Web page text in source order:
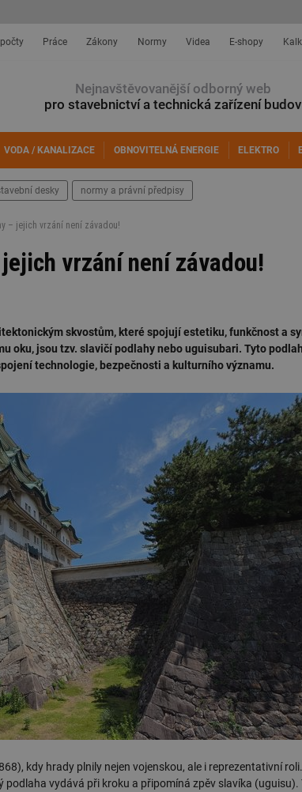
Práce Zákony Normy Videa E-shopy
Nejnavštěvovanější odborný web
pro stavebnictví a technická zařízení budov
VODA / KANALIZACE OBNOVITELNÁ ENERGIE ELEKTRO
desky normy a právní předpisy
– jejich vrzání není závadou!
vrzání není závadou!
skvostům, které spojují estetiku, funkčnost a
oku, jsou tzv. slavičí podlahy nebo uguisubari. Tyto
technologie, bezpečnosti a kulturního významu.
kdy hrady plnily nejen vojenskou, ale i reprezentativní
podlaha vydává při kroku a připomíná zpěv slavíka (uguisu).